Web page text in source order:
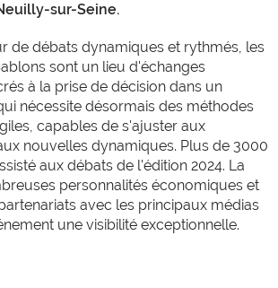
sur-Seine.
de débats dynamiques et rythmés, les
sont un lieu d'échanges
à la prise de décision dans un
nécessite désormais des méthodes
capables de s'ajuster aux
nouvelles dynamiques. Plus de 3000
aux débats de l'édition 2024. La
personnalités économiques et
avec les principaux médias
une visibilité exceptionnelle.